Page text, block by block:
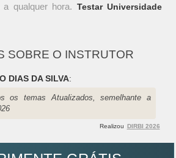
qualquer hora. Testar Universidade
SOBRE O INSTRUTOR
DIAS DA SILVA:
os temas Atualizados, semelhante a
Realizou DIRBI 2026